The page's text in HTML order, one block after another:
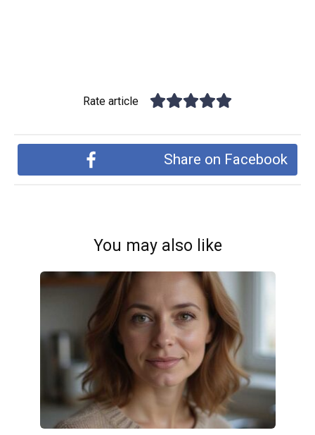
Rate article
Share on Facebook
You may also like